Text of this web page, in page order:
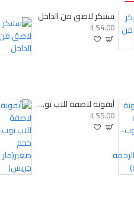
ستيكر لاصق من الداخل
ILS4.00
أيقونة لاصقة للاب توب-حجم صغير(الرحمة الإلهية)
ILS5.00